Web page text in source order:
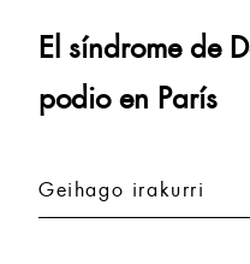
El síndrome de
podio en París
Geihago irakurri